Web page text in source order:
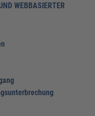
WEBBASIERTER